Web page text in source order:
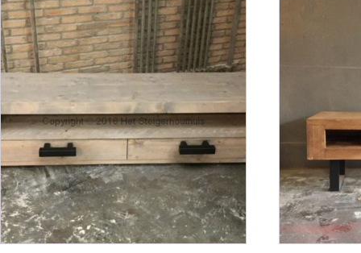
Dit
product
heeft
meerdere
variaties.
Deze
optie
kan
gekozen
worden
op
de
productpagina
kan
gekozen
worden
op
de
productpagina